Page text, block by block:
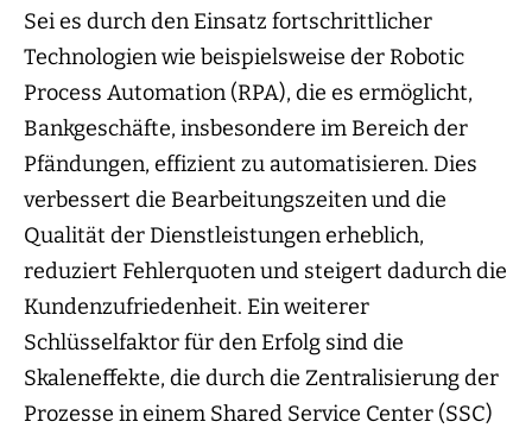
Sei es durch den Einsatz fortschrittlicher
Technologien wie beispielsweise der Robotic
Process Automation (RPA), die es ermöglicht,
Bankgeschäfte, insbesondere im Bereich der
Pfändungen, effizient zu automatisieren. Dies
verbessert die Bearbeitungszeiten und die
Qualität der Dienstleistungen erheblich,
reduziert Fehlerquoten und steigert dadurch die
Kundenzufriedenheit. Ein weiterer
Schlüsselfaktor für den Erfolg sind die
Skaleneffekte, die durch die Zentralisierung der
Prozesse in einem Shared Service Center (SSC)